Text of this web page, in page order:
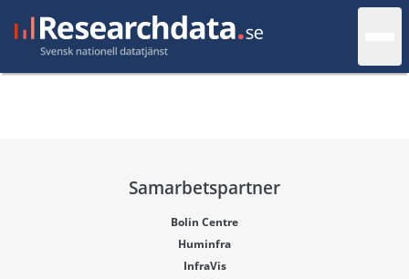
Samarbetspartner
Bolin Centre
Huminfra
InfraVis